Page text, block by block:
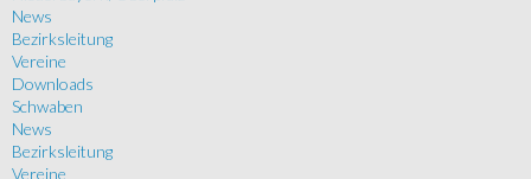
News
Bezirksleitung
Vereine
Downloads
Schwaben
News
Bezirksleitung
Vereine